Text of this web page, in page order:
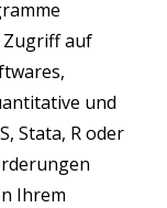
Zugriff auf
und
Stata, R oder
Ihrem